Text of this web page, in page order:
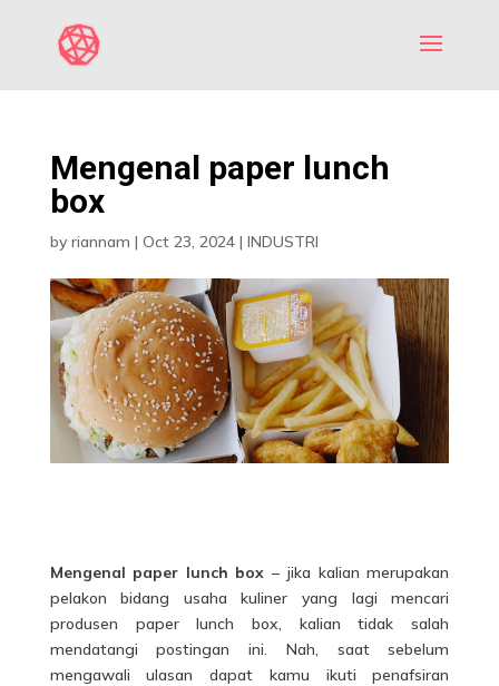
Mengenal paper lunch
box
by riannam | Oct 23, 2024| INDUSTRI
Mengenal paper lunch box – jika kalian merupakan
pelakon bidang usaha kuliner yang lagi mencari
produsen paper lunch box, kalian tidak salah
mendatangi postingan ini. Nah, saat sebelum
mengawali ulasan dapat kamu ikuti penafsiran